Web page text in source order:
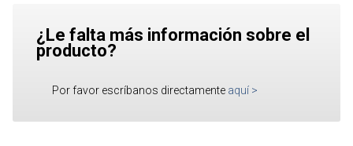
¿Le falta más información sobre el
producto?
Por favor escríbanos directamente aquí >